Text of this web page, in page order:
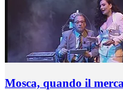
Mosca, quando il